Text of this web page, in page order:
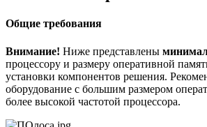
Общие требования
Внимание! Ниже представлены
процессору и размеру оперативной
установки компонентов решения.
оборудование с большим размером
более высокой частотой процессора.